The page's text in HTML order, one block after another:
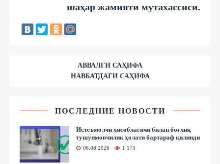
шаҳар жамияти мутахассиси.
АВВАЛГИ САҲИФА
НАВБАТДАГИ САҲИФА
ПОСЛЕДНИЕ НОВОСТИ
Истеъмолчи ҳисоблагичи билан боғлиқ
тушунмовчилик ҳолати бартараф қилинди
06.08.2026 1 173